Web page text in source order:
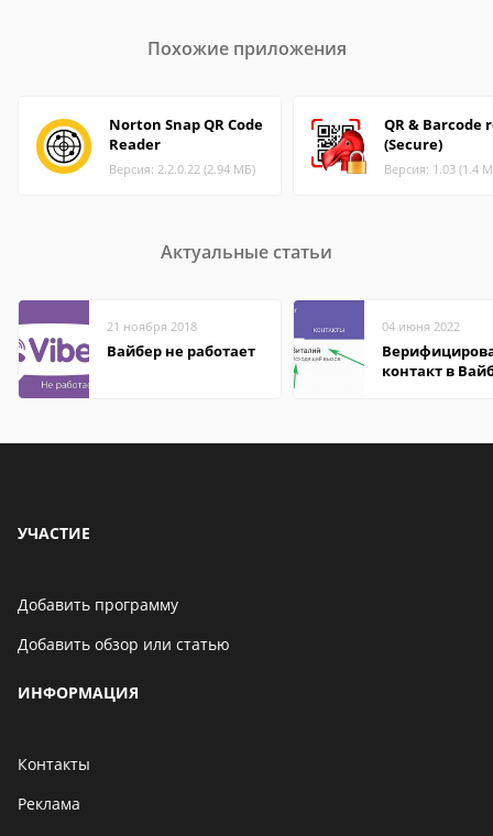
Похожие приложения
Norton Snap QR Code
Reader
Версия: 2.2.0.22 (2.94 МБ)
QR & Barcode
(Secure)
Версия: 1.03 (1.4
Актуальные статьи
21 ноября 2018
Вайбер не работает
04 июня 2022
контакт в
УЧАСТИЕ
Добавить программу
Добавить обзор или статью
ИНФОРМАЦИЯ
Контакты
Реклама